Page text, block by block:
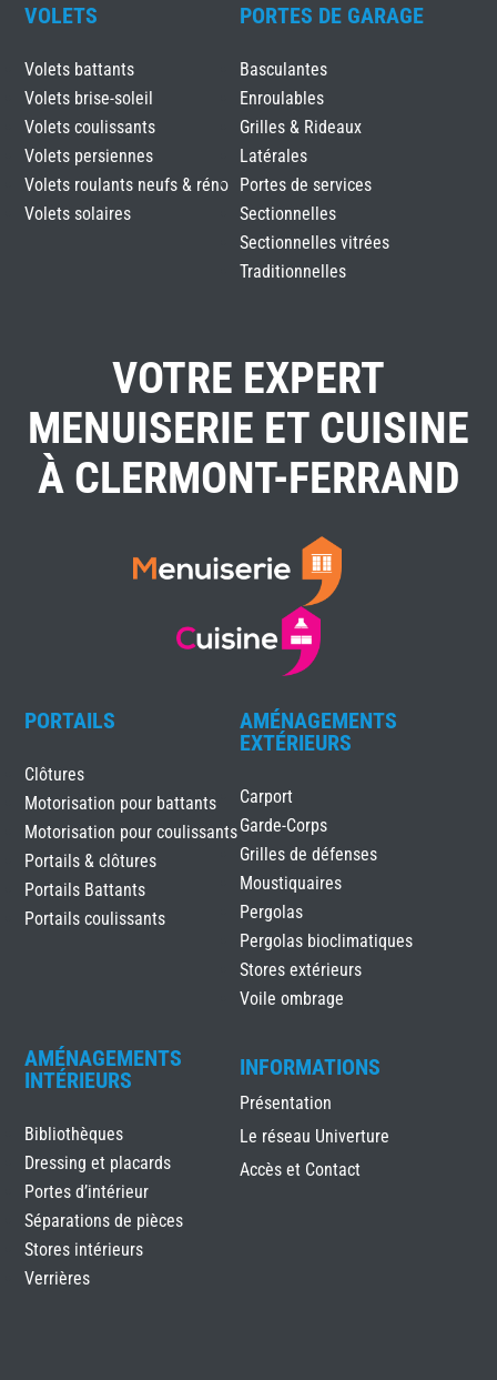
VOLETS
Volets battants
Volets brise-soleil
Volets coulissants
Volets persiennes
Volets roulants neufs & réno
Volets solaires
PORTES DE GARAGE
Basculantes
Enroulables
Grilles & Rideaux
Latérales
Portes de services
Sectionnelles
Sectionnelles vitrées
Traditionnelles
VOTRE EXPERT
MENUISERIE ET CUISINE
À CLERMONT-FERRAND
PORTAILS
Clôtures
Motorisation pour battants
Motorisation pour coulissants
Portails & clôtures
Portails Battants
Portails coulissants
AMÉNAGEMENTS
EXTÉRIEURS
Carport
Garde-Corps
Grilles de défenses
Moustiquaires
Pergolas
Pergolas bioclimatiques
Stores extérieurs
Voile ombrage
AMÉNAGEMENTS
INTÉRIEURS
Bibliothèques
Dressing et placards
Portes d’intérieur
Séparations de pièces
Stores intérieurs
Verrières
INFORMATIONS
Présentation
Le réseau Univerture
Accès et Contact